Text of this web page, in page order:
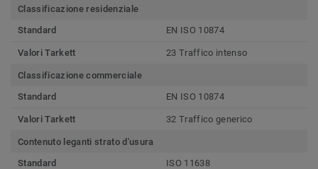
Classificazione residenziale
Standard
EN ISO 10874
Valori Tarkett 23 Traffico intenso
Classificazione commerciale
Standard
EN ISO 10874
Valori Tarkett 32 Traffico generico
Contenuto leganti strato d'usura
Standard
ISO 11638